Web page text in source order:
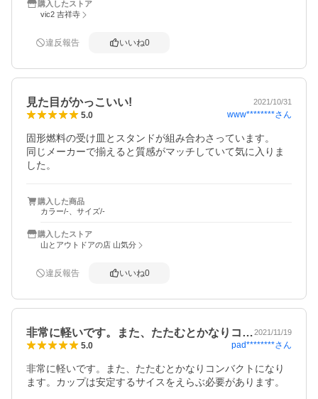
購入したストア
vic2 吉祥寺
違反報告 いいね0
見た目がかっこいい! 2021/10/31
5.0 www********さん
固形燃料の受け皿とスタンドが組み合わさっています。
同じメーカーで揃えると質感がマッチしていて気に入りま
した。
購入した商品
カラー/-、サイズ/-
購入したストア
山とアウトドアの店 山気分
違反報告 いいね0
非常に軽いです。また、たたむとかなりコ…2021/11/19
5.0 pad********さん
非常に軽いです。また、たたむとかなりコンバクトになり
ます。カップは安定するサイスをえらぶ必要があります。